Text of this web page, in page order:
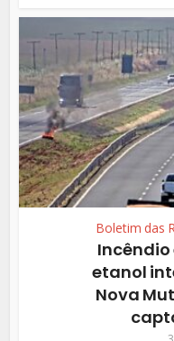
Boletim das
etanol
Nova